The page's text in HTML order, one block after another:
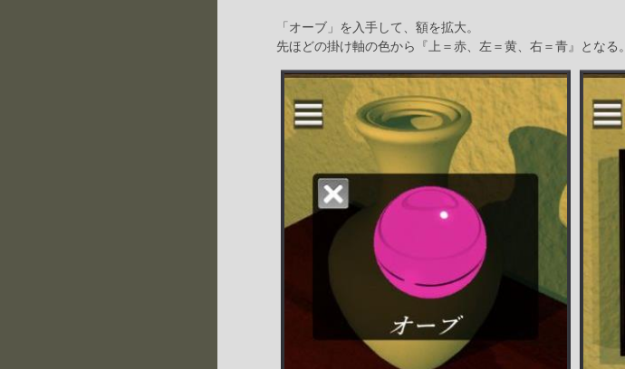
「オーブ」を入手して、額を拡大。
先ほどの掛け軸の色から『上＝赤、左＝黄、右＝青』となる。